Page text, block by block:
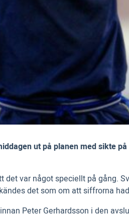
ut på planen med sikte
det var något speciellt på
det som om att siffrorna
Peter Gerhardsson i den